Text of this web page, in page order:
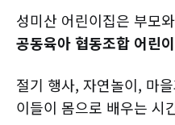
성미산 어린이집은 부모
공동육아 협동조합 어린
절기 행사, 자연놀이, 마
이들이 몸으로 배우는 시